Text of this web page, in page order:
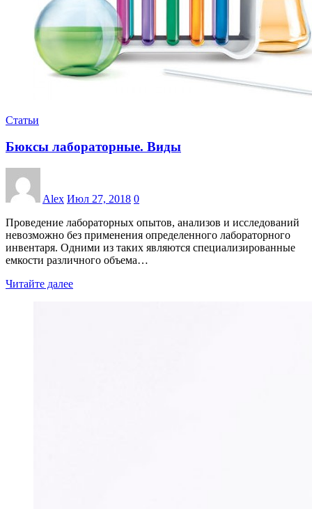
Статьи
Бюксы лабораторные. Виды
Alex Июл 27, 2018 0
Проведение лабораторных опытов, анализов и исследований
невозможно без применения определенного лабораторного
инвентаря. Одними из таких являются специализированные
емкости различного объема…
Читайте далее